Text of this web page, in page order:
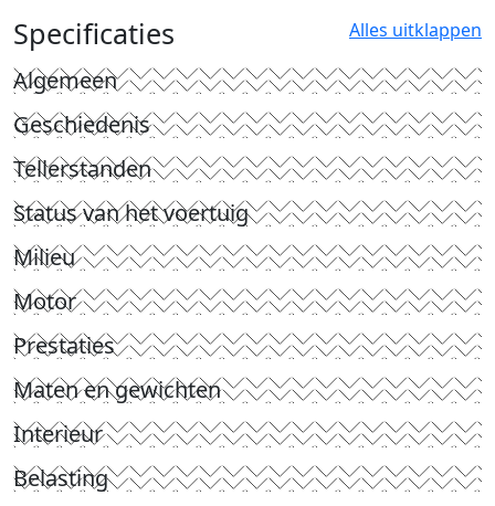
Specificaties Alles uitklappen
Algemeen
Geschiedenis
Tellerstanden
Status van het voertuig
Milieu
Motor
Prestaties
Maten en gewichten
Interieur
Belasting